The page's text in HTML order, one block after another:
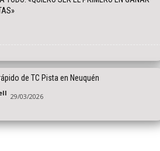
de TC Pista en Neuquén
29/03/2026